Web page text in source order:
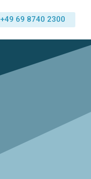
+49 69 8740 2300